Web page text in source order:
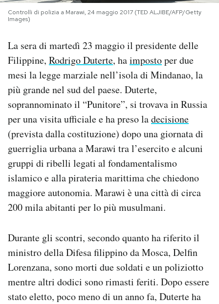
I MIEI PREFERITI
AREA PERSONALE
Area Personale
Newsletter
Notifiche mobile
Regala il Post
Hai bisogno di aiuto?
Controlli di polizia a Marawi, 24 maggio 2017 (TED ALJIBE/AFP/Getty
Images)
La sera di martedì 23 maggio il presidente delle
Filippine, Rodrigo Duterte, haimpostoper due
mesi la legge marziale nell’isola di Mindanao, la
più grande nel sud del paese. Duterte,
soprannominato il “Punitore”, si trovava in Russia
per una visita ufficiale e ha preso ladecisione
(prevista dalla costituzione) dopo una giornata di
guerriglia urbana a Marawi tra l’esercito e alcuni
gruppi di ribelli legati al fondamentalismo
islamico e alla pirateria marittima che chiedono
maggiore autonomia. Marawi è una città di circa
200 mila abitanti per lo più musulmani.
Durante gli scontri, secondo quanto ha riferito il
ministro della Difesa filippino da Mosca, Delfin
Lorenzana, sono morti due soldati e un poliziotto
mentre altri dodici sono rimasti feriti. Dopo essere
stato eletto, poco meno di un anno fa, Duterte ha